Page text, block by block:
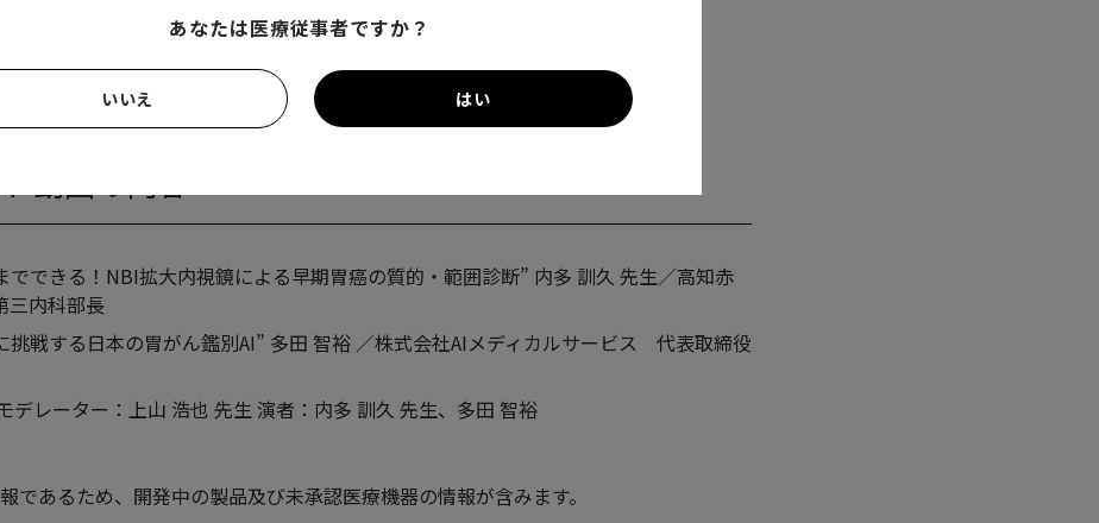
断は難しいと言われるが、トレーニング方法は？
経口ではなく経鼻が一般的に好まれるが、基本的に拡大付き経口内視鏡が良い？
視鏡の使い分けは？
動画の内容
でできる！NBI拡大内視鏡による早期胃癌の質的・範囲診断” 内多 訓久 先生／高知赤
内科部長
挑戦する日本の胃がん鑑別AI” 多田 智裕 ／株式会社AIメディカルサービス 代表取締役
デレーター：上山 浩也 先生 演者：内多 訓久 先生、多田 智裕
であるため、開発中の製品及び未承認医療機器の情報が含みます。
あなたは医療従事者ですか？
いいえ はい